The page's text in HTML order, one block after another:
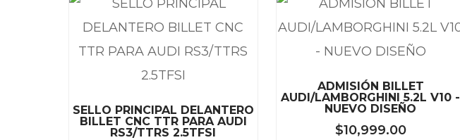
SELLO PRINCIPAL DELANTERO
BILLET CNC TTR PARA AUDI
RS3/TTRS 2.5TFSI
ADMISIÓN BILLET
AUDI/LAMBORGHINI 5.2L V10 -
NUEVO DISEÑO
$10,999.00